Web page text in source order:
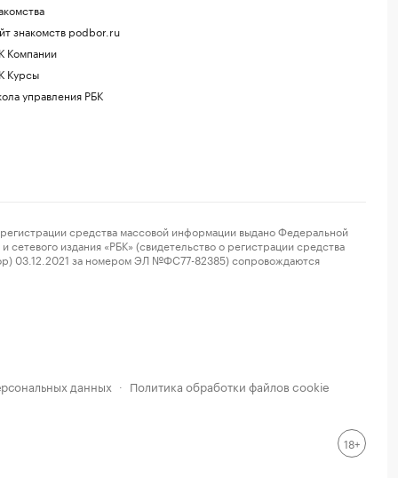
знакомств podbor.ru
Компании
Курсы
управления РБК
средства массовой информации выдано Федеральной
издания «РБК» (свидетельство о регистрации средства
03.12.2021 за номером ЭЛ №ФС77-82385) сопровождаются
данных · Политика обработки файлов cookie
18+